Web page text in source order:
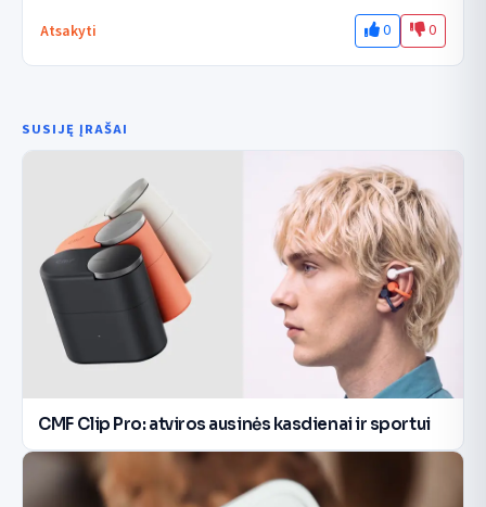
Atsakyti 0 0
SUSIJĘ ĮRAŠAI
CMF Clip Pro: atviros ausinės kasdienai ir sportui